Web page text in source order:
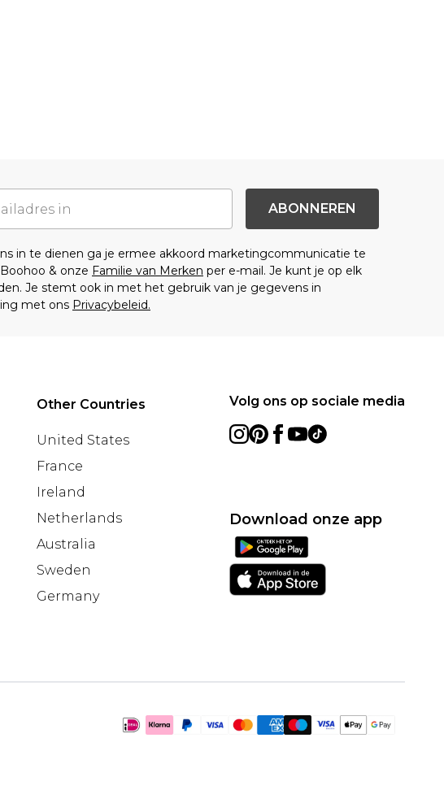
ABONNEREN
in te dienen ga je ermee akkoord marketingcommunicatie te
& onze Familie van Merken per e-mail. Je kunt je op elk
Je stemt ook in met het gebruik van je gegevens in
met ons Privacybeleid.
Other Countries
United States
France
Ireland
Netherlands
Australia
Sweden
Germany
Volg ons op sociale media
Download onze app